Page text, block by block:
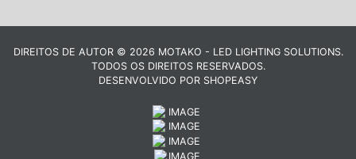
DIREITOS DE AUTOR © 2026 MOTAKO - LED LIGHTING SOLUTIONS.
TODOS OS DIREITOS RESERVADOS.
DESENVOLVIDO POR SHOPEASY